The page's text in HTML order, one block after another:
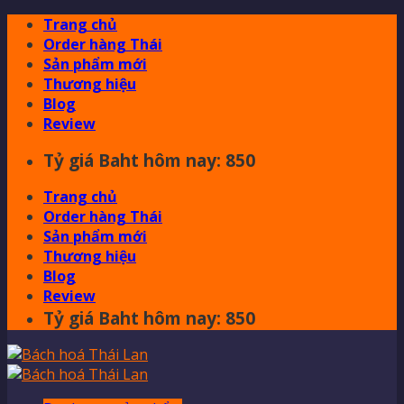
Skip
content
Trang chủ
Order hàng Thái
Sản phẩm mới
Thương hiệu
Blog
Review
Tỷ giá Baht hôm nay: 850
Trang chủ
Order hàng Thái
Sản phẩm mới
Thương hiệu
Blog
Review
Tỷ giá Baht hôm nay: 850